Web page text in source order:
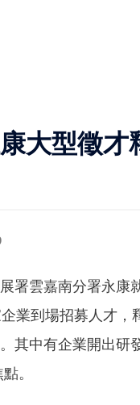
大型徵才
署雲嘉南分署永康
業到場招募人才，
其中有企業開出研
。